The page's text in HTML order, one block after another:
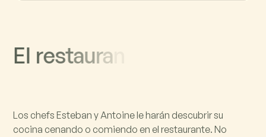
El restaura
Los chefs Esteban y Antoine le harán descubrir su
cocina cenando o comiendo en el restaurante. No